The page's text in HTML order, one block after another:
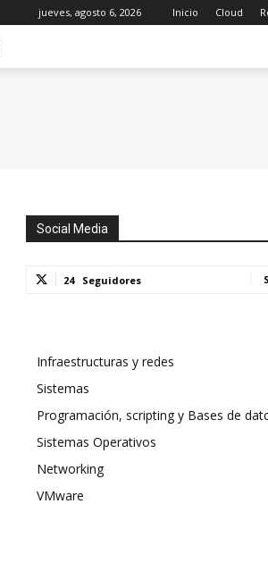
jueves, agosto 6, 2026 Inicio Cloud
Social Media
24 Seguidores
Infraestructuras y redes
Sistemas
Programación, scripting y Bases de
Sistemas Operativos
Networking
VMware